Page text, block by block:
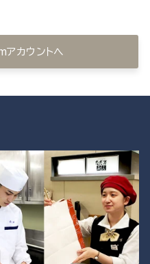
カウントへ